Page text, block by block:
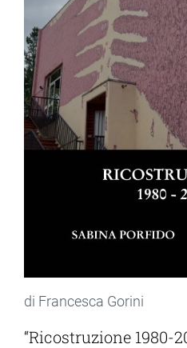
di Francesca Gorini
“Ricostruzione 1980-